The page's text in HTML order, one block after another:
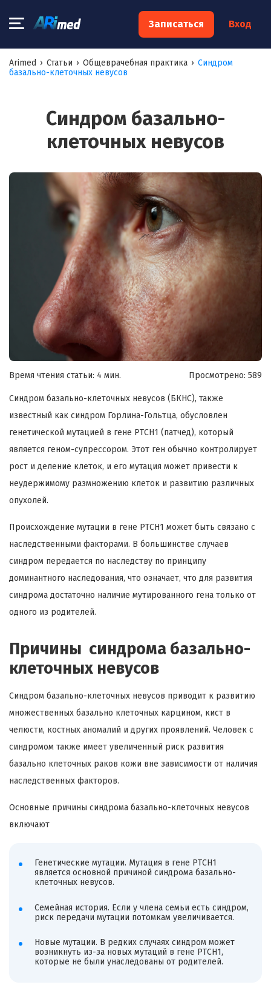
Записаться Вход
Arimed › Статьи › Общеврачебная практика › Синдром
базально-клеточных невусов
Синдром базально-
клеточных невусов
Время чтения статьи: 4 мин. Просмотрено: 589
Синдром базально-клеточных невусов (БКНС), также
известный как синдром Горлина-Гольтца, обусловлен
генетической мутацией в гене PTCH1 (патчед), который
является геном-супрессором. Этот ген обычно контролирует
рост и деление клеток, и его мутация может привести к
неудержимому размножению клеток и развитию различных
опухолей.
Происхождение мутации в гене PTCH1 может быть связано с
наследственными факторами. В большинстве случаев
синдром передается по наследству по принципу
доминантного наследования, что означает, что для развития
синдрома достаточно наличие мутированного гена только от
одного из родителей.
Причины синдрома базально-
клеточных невусов
Синдром базально-клеточных невусов приводит к развитию
множественных базально клеточных карцином, кист в
челюсти, костных аномалий и других проявлений. Человек с
синдромом также имеет увеличенный риск развития
базально клеточных раков кожи вне зависимости от наличия
наследственных факторов.
Основные причины синдрома базально-клеточных невусов
включают
Генетические мутации. Мутация в гене PTCH1
является основной причиной синдрома базально-
клеточных невусов.
Семейная история. Если у члена семьи есть синдром,
риск передачи мутации потомкам увеличивается.
Новые мутации. В редких случаях синдром может
возникнуть из-за новых мутаций в гене PTCH1,
которые не были унаследованы от родителей.
×
Запишитесь на консультацию к
специалисту
Ваш телефон:*
Ваш e-mail:*
Я согласен на обработку моих персональных данных